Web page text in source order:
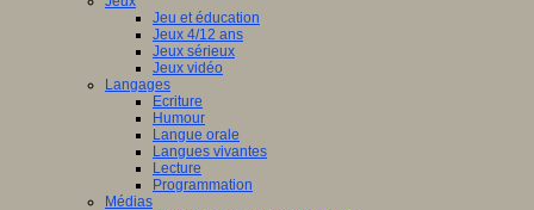
Jeu et éducation
Jeux 4/12 ans
Jeux sérieux
Jeux vidéo
Langages
Ecriture
Humour
Langue orale
Langues vivantes
Lecture
Programmation
Médias